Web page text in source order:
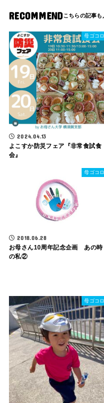
RECOMMEND
母ゴコロ
2024.04.13
よこすか防災フェア『非常食試食
会』
母ゴコロ
2018.06.28
お母さん10周年記念企画 あの時
の私②
母ゴコロ